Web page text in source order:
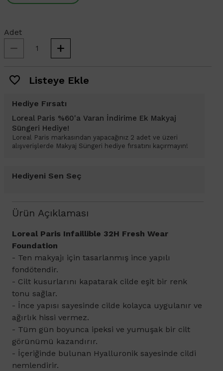
Adet
Listeye Ekle
Hediye Fırsatı
Loreal Paris %60'a Varan İndirime Ek Makyaj
Süngeri Hediye!
Loreal Paris markasından yapacağınız 2 adet ve üzeri
alışverişlerde Makyaj Süngeri hediye fırsatını kaçırmayın!
Hediyeni Sen Seç
Ürün Açıklaması
​Loreal Paris Infaillible 32H Fresh Wear
Foundation
- Ten makyajı için tasarlanmış ince yapılı
fondötendir.
- Cilt kusurlarını kapatarak cilde eşit bir renk
tonu sağlar.
- İnce yapısı sayesinde cilde kolayca uygulanır ve
ağırlık hissi vermez.
- Tüm gün boyunca ipeksi ve yumuşak bir cilt
görünümü kazandırır.
- İçeriğinde bulunan Hyalluronik sayesinde cildi
nemlendirir.